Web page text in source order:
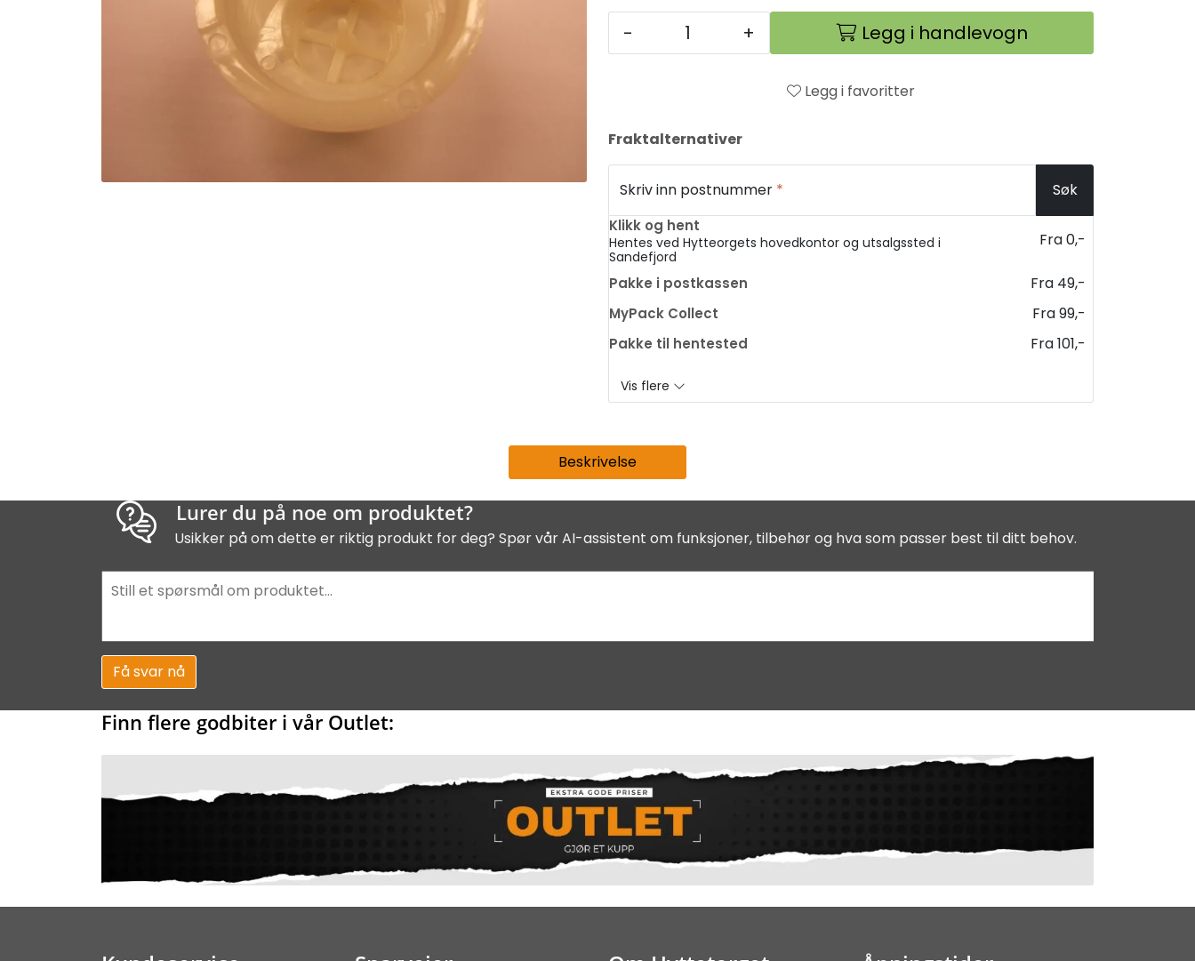
- + Legg i handlevogn
Legg i favoritter
Fraktalternativer
Skriv inn postnummer * Søk
Klikk og hent
Hentes ved Hytteorgets hovedkontor og utsalgssted i
Sandefjord
Fra 0,-
Pakke i postkassen Fra 49,-
MyPack Collect Fra 99,-
Pakke til hentested Fra 101,-
Vis flere
Beskrivelse
Lurer du på noe om produktet?
Usikker på om dette er riktig produkt for deg? Spør vår AI-assistent om funksjoner, tilbehør og hva som passer best til ditt behov.
Få svar nå
Finn flere godbiter i vår Outlet: